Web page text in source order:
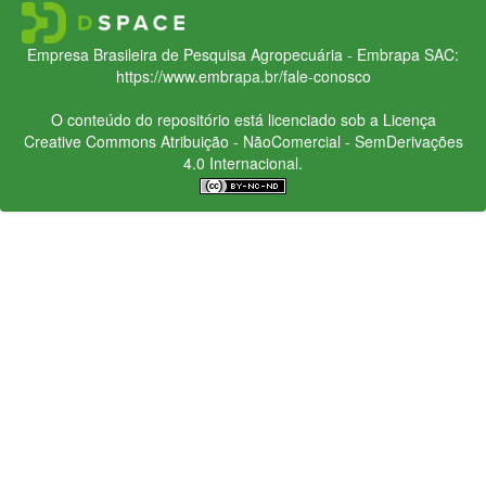
Empresa Brasileira de Pesquisa Agropecuária - Embrapa SAC:
https://www.embrapa.br/fale-conosco
O conteúdo do repositório está licenciado sob a Licença
Creative CommonsAtribuição - NãoComercial - SemDerivações
4.0 Internacional.